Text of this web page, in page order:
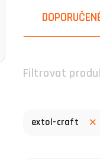
Filtrovat
extol-craft